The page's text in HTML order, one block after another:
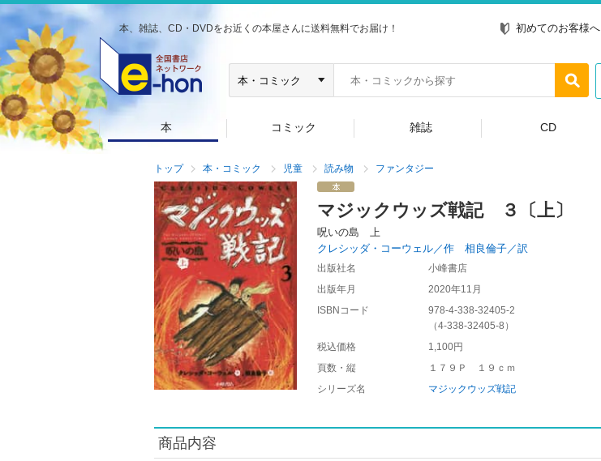
本、雑誌、CD・DVDをお近くの本屋さんに送料無料でお届け！ 初めてのお客様へ
本 コミック 雑誌 CD
トップ 本・コミック 児童 読み物 ファンタジー
マジックウッズ戦記 ３〔上〕
呪いの島 上
クレシッダ・コーウェル／作 相良倫子／訳
出版社名
小峰書店
出版年月
2020年11月
ISBNコード
978-4-338-32405-2
（4-338-32405-8 ）
税込価格
1,100円
頁数・縦
１７９Ｐ １９ｃｍ
シリーズ名
マジックウッズ戦記
商品内容